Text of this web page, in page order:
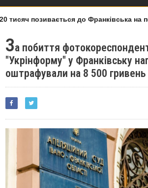
позивається до Франківська на
За побиття
"Укрінформу" у Франківську
оштрафували на 8 500 гривень